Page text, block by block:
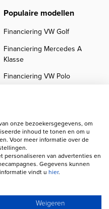
Populaire modellen
Financiering VW Golf
Financiering Mercedes A
Klasse
Financiering VW Polo
onze bezoekersgegevens, om
inhoud te tonen en om u
Voor meer informatie over de
personaliseren van advertenties en
Gegevens kunnen
vindt u hier.
Weigeren